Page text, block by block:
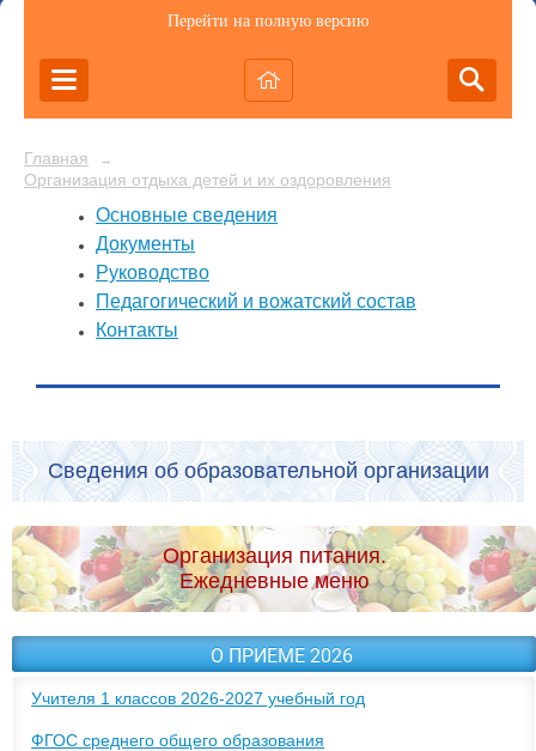
Перейти на полную версию
Главная →
Организация отдыха детей и их оздоровления
Основные сведения
Документы
Руководство
Педагогический и вожатский состав
Контакты
Сведения об образовательной организации
Организация питания.
Ежедневные меню
О ПРИЕМЕ 2026
Учителя 1 классов 2026-2027 учебный год
ФГОС среднего общего образования